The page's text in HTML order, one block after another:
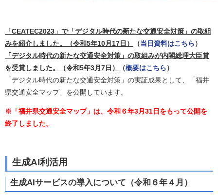
「CEATEC2023」で「デジタル時代の新たな交通安全対策」の取組
みを紹介しました。（令和5年10月17日）
（当日資料はこちら）
「デジタル時代の新たな交通安全対策」の取組みが内閣総理大臣賞
を受賞しました。（令和5年3月7日）
（概要はこちら）
「デジタル時代の新たな交通安全対策」の実証成果として、「福井
県交通安全マップ」を公開しています。
※「福井県交通安全マップ」は、令和６年3月31日をもって公開を
終了しました。
生成AI利活用
生成AIサービスの導入について（令和６年４月）